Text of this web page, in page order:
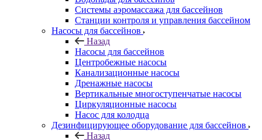
Системы аэромассажа для бассейнов
Станции контроля и управления бассейном
Насосы для бассейнов
Назад
Насосы для бассейнов
Центробежные насосы
Канализационные насосы
Дренажные насосы
Вертикальные многоступенчатые насосы
Циркуляционные насосы
Насос для колодца
Дезинфицирующее оборудование для бассейнов
Назад